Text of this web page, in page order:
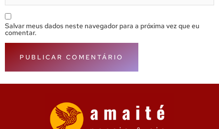
Salvar meus dados neste navegador para a próxima vez que eu
comentar.